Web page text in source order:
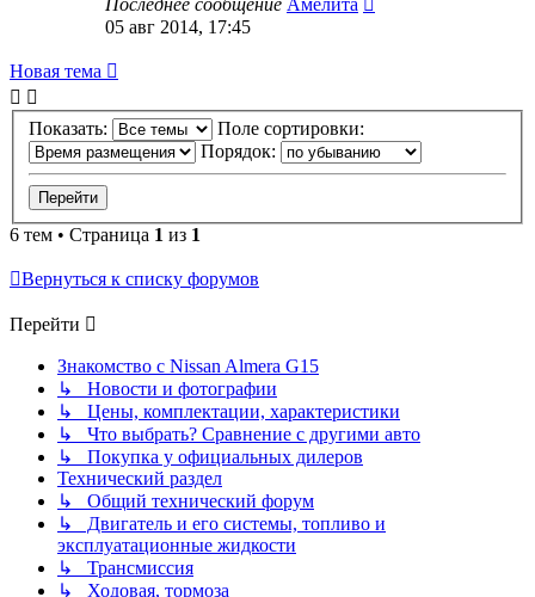
05 авг 2014, 17:45
Новая тема
Показать:
Поле сортировки:
Порядок:
6 тем • Страница 1 из 1
Вернуться к списку форумов
Перейти
Знакомство с Nissan Almera G15
↳ Новости и фотографии
↳ Цены, комплектации, характеристики
↳ Что выбрать? Сравнение с другими авто
↳ Покупка у официальных дилеров
Технический раздел
↳ Общий технический форум
↳ Двигатель и его системы, топливо и
эксплуатационные жидкости
↳ Трансмиссия
↳ Ходовая, тормоза